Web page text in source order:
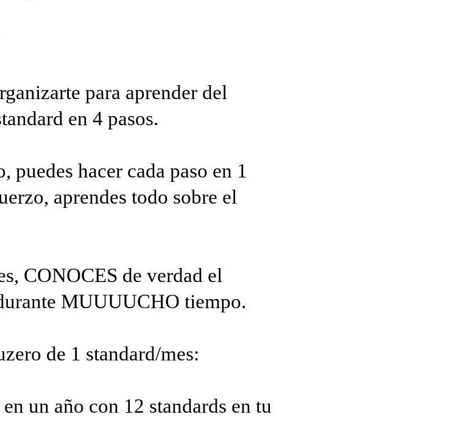
para aprender del
en 4 pasos.
puedes hacer cada paso en 1
aprendes todo sobre el
CONOCES de verdad el
MUUUUCHO tiempo.
de 1 standard/mes:
un año con 12 standards en tu